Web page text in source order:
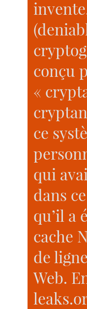
conçu
«
ce
qui
dans
qu’il a
cache
de
Web.